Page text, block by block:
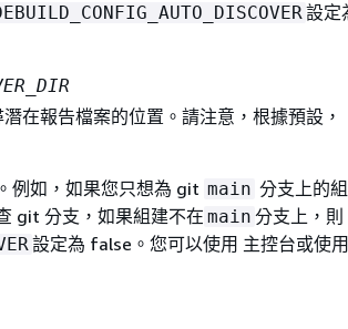
設定
在報告檔案的位置。請注意，根據預設，
例如，如果您只想為 git main 分支上的
git 分支，如果組建不在 main 分支上，則
設定為 false。您可以使用 主控台或使